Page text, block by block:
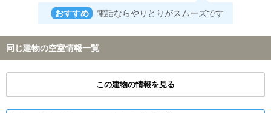
おすすめ 電話ならやりとりがスムーズです
同じ建物の空室情報一覧
この建物の情報を見る